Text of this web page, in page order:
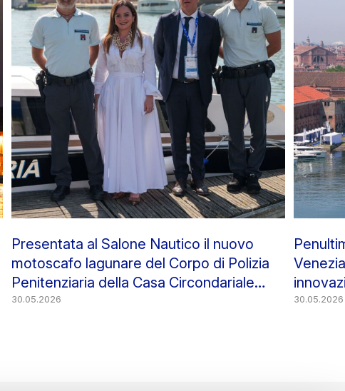
Presentata al Salone Nautico il nuovo
motoscafo lagunare del Corpo di Polizia
Penitenziaria della Casa Circondariale
“Santa Maria Maggiore” di Venezia
30.05.2026 30.05.2026